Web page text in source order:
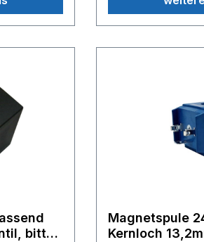
GV8502 GV8600
GV8925 -
bitte
Magnetspule
Kernloch